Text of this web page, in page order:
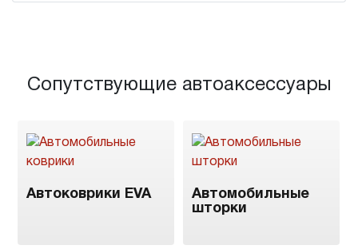
Сопутствующие автоаксессуары
Автоковрики EVA
Автомобильные
шторки